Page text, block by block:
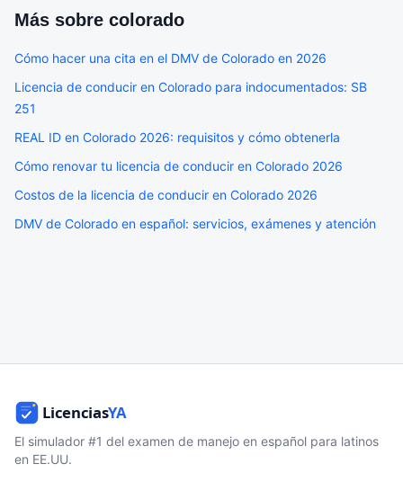
Más sobre colorado
Cómo hacer una cita en el DMV de Colorado en 2026
Licencia de conducir en Colorado para indocumentados: SB
251
REAL ID en Colorado 2026: requisitos y cómo obtenerla
Cómo renovar tu licencia de conducir en Colorado 2026
Costos de la licencia de conducir en Colorado 2026
DMV de Colorado en español: servicios, exámenes y atención
El simulador #1 del examen de manejo en español para latinos
en EE.UU.